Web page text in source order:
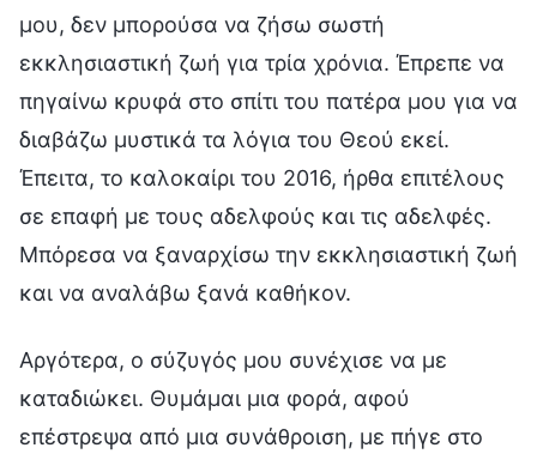
μου, δεν μπορούσα να ζήσω σωστή
εκκλησιαστική ζωή για τρία χρόνια. Έπρεπε να
πηγαίνω κρυφά στο σπίτι του πατέρα μου για να
διαβάζω μυστικά τα λόγια του Θεού εκεί.
Έπειτα, το καλοκαίρι του 2016, ήρθα επιτέλους
σε επαφή με τους αδελφούς και τις αδελφές.
Μπόρεσα να ξαναρχίσω την εκκλησιαστική ζωή
και να αναλάβω ξανά καθήκον.
Αργότερα, ο σύζυγός μου συνέχισε να με
καταδιώκει. Θυμάμαι μια φορά, αφού
επέστρεψα από μια συνάθροιση, με πήγε στο